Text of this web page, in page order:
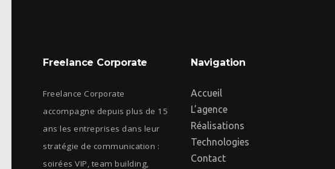
Freelance Corporate
Freelance Corporate
accompagne depuis plus de 15
ans les entreprises dans leur
stratégie de communication :
soirées VIP, team building,
Navigation
Accueil
L’agence
Réalisations
Technologies
Contact